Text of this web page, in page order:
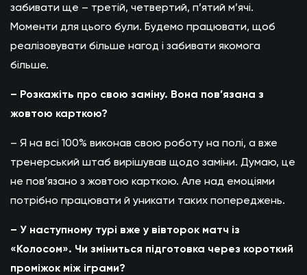
забивати ще – третій, четвертий, п’ятий м’ячі.
Моменти для цього були. Будемо працювати, щоб
реалізовувати більше нагод і забивати якомога
більше.
– Розкажіть про свою заміну. Вона пов’язана з
жовтою карткою?
– Я на всі 100% виконав свою роботу на полі, а вже
тренерський штаб вирішував щодо заміни. Думаю, це
не пов’язано з жовтою карткою. Але над емоціями
потрібно працювати й уникати таких попереджень.
– У наступному турі вже у вівторок матч із
«Колосом». Чи зміниться підготовка через короткий
проміжок між іграми?